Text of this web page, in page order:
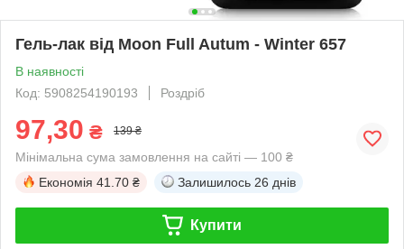
Гель-лак від Moon Full Autum - Winter 657
В наявності
Код: 5908254190193
Роздріб
97,30 ₴ 139 ₴
Мінімальна сума замовлення на сайті — 100 ₴
Економія 41.70 ₴ Залишилось 26 днів
Купити